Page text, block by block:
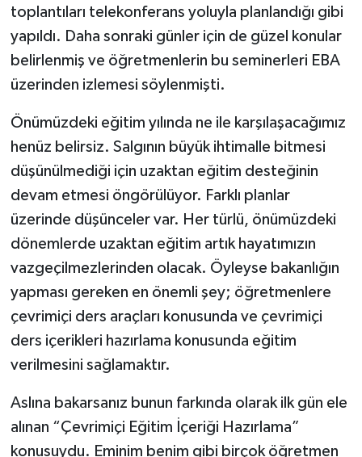
toplantıları telekonferans yoluyla planlandığı gibi
yapıldı. Daha sonraki günler için de güzel konular
belirlenmiş ve öğretmenlerin bu seminerleri EBA
üzerinden izlemesi söylenmişti.
Önümüzdeki eğitim yılında ne ile karşılaşacağımız
henüz belirsiz. Salgının büyük ihtimalle bitmesi
düşünülmediği için uzaktan eğitim desteğinin
devam etmesi öngörülüyor. Farklı planlar
üzerinde düşünceler var. Her türlü, önümüzdeki
dönemlerde uzaktan eğitim artık hayatımızın
vazgeçilmezlerinden olacak. Öyleyse bakanlığın
yapması gereken en önemli şey; öğretmenlere
çevrimiçi ders araçları konusunda ve çevrimiçi
ders içerikleri hazırlama konusunda eğitim
verilmesini sağlamaktır.
Aslına bakarsanız bunun farkında olarak ilk gün ele
alınan “Çevrimiçi Eğitim İçeriği Hazırlama”
konusuydu. Eminim benim gibi birçok öğretmen